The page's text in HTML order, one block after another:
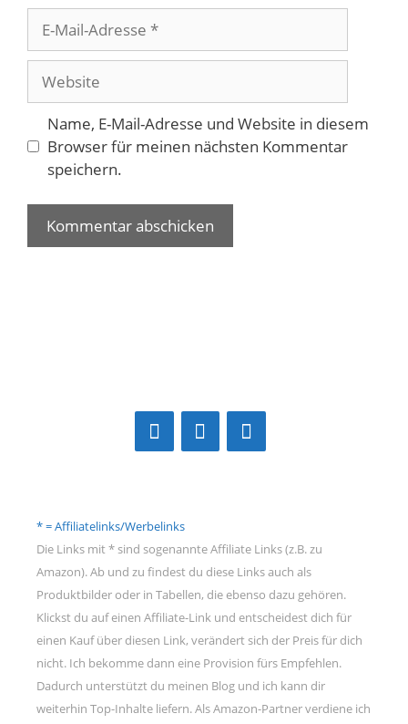
Mail-
Adresse
Website
Name, E-Mail-Adresse und Website in diesem
Browser für meinen nächsten Kommentar
speichern.
* = Affiliatelinks/Werbelinks
Die Links mit * sind sogenannte Affiliate Links (z.B. zu
Amazon). Ab und zu findest du diese Links auch als
Produktbilder oder in Tabellen, die ebenso dazu gehören.
Klickst du auf einen Affiliate-Link und entscheidest dich für
einen Kauf über diesen Link, verändert sich der Preis für dich
nicht. Ich bekomme dann eine Provision fürs Empfehlen.
Dadurch unterstützt du meinen Blog und ich kann dir
weiterhin Top-Inhalte liefern. Als Amazon-Partner verdiene ich